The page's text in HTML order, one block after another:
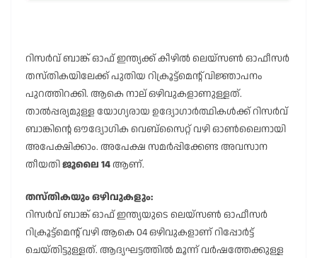
റിസർവ് ബാങ്ക് ഓഫ് ഇന്ത്യക്ക് കീഴിൽ ലെയ്സൺ ഓഫീസർ
തസ്തികയിലേക്ക് പുതിയ റിക്രൂട്ട്മെൻ്റ് വിജ്ഞാപനം
പുറത്തിറക്കി. ആകെ നാല് ഒഴിവുകളാണുള്ളത്.
താൽപ്പര്യമുള്ള യോഗ്യരായ ഉദ്യോഗാർത്ഥികൾക്ക് റിസർവ്
ബാങ്കിന്റെ ഔദ്യോഗിക വെബ്സൈറ്റ് വഴി ഓൺലൈനായി
അപേക്ഷിക്കാം. അപേക്ഷ സമർപ്പിക്കേണ്ട അവസാന
തീയതിജൂലൈ 14ആണ്.
തസ്തികയും ഒഴിവുകളും:
റിസർവ് ബാങ്ക് ഓഫ് ഇന്ത്യയുടെ ലെയ്സൺ ഓഫീസർ
റിക്രൂട്ട്മെൻ്റ് വഴി ആകെ 04 ഒഴിവുകളാണ് റിപ്പോർട്ട്
ചെയ്തിട്ടുള്ളത്. ആദ്യഘട്ടത്തിൽ മൂന്ന് വർഷത്തേക്കുള്ള